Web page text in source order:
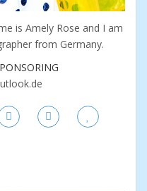
is Amely Rose and I am
from Germany.